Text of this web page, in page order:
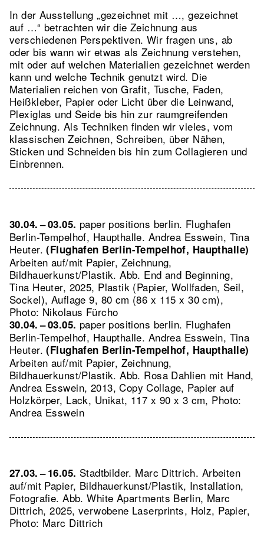
In der Ausstellung „gezeichnet mit …, gezeichnet
auf …“ betrachten wir die Zeichnung aus
verschiedenen Perspektiven. Wir fragen uns, ab
oder bis wann wir etwas als Zeichnung verstehen,
mit oder auf welchen Materialien gezeichnet werden
kann und welche Technik genutzt wird. Die
Materialien reichen von Grafit, Tusche, Faden,
Heißkleber, Papier oder Licht über die Leinwand,
Plexiglas und Seide bis hin zur raumgreifenden
Zeichnung. Als Techniken finden wir vieles, vom
klassischen Zeichnen, Schreiben, über Nähen,
Sticken und Schneiden bis hin zum Collagieren und
Einbrennen.
30.04. – 03.05. paper positions berlin. Flughafen
Berlin-Tempelhof, Haupthalle. Andrea Esswein, Tina
Heuter.(Flughafen Berlin-Tempelhof, Haupthalle)
Arbeiten auf/mit Papier, Zeichnung,
Bildhauerkunst/Plastik.Abb. End and Beginning,
Tina Heuter, 2025, Plastik (Papier, Wollfaden, Seil,
Sockel), Auflage 9, 80 cm (86 x 115 x 30 cm),
Photo: Nikolaus Fürcho
30.04. – 03.05. paper positions berlin. Flughafen
Berlin-Tempelhof, Haupthalle. Andrea Esswein, Tina
Heuter.(Flughafen Berlin-Tempelhof, Haupthalle)
Arbeiten auf/mit Papier, Zeichnung,
Bildhauerkunst/Plastik.Abb. Rosa Dahlien mit Hand,
Andrea Esswein, 2013, Copy Collage, Papier auf
Holzkörper, Lack, Unikat, 117 x 90 x 3 cm, Photo:
Andrea Esswein
27.03. – 16.05. Stadtbilder. Marc Dittrich. Arbeiten
auf/mit Papier, Bildhauerkunst/Plastik, Installation,
Fotografie.Abb. White Apartments Berlin, Marc
Dittrich, 2025, verwobene Laserprints, Holz, Papier,
Photo: Marc Dittrich